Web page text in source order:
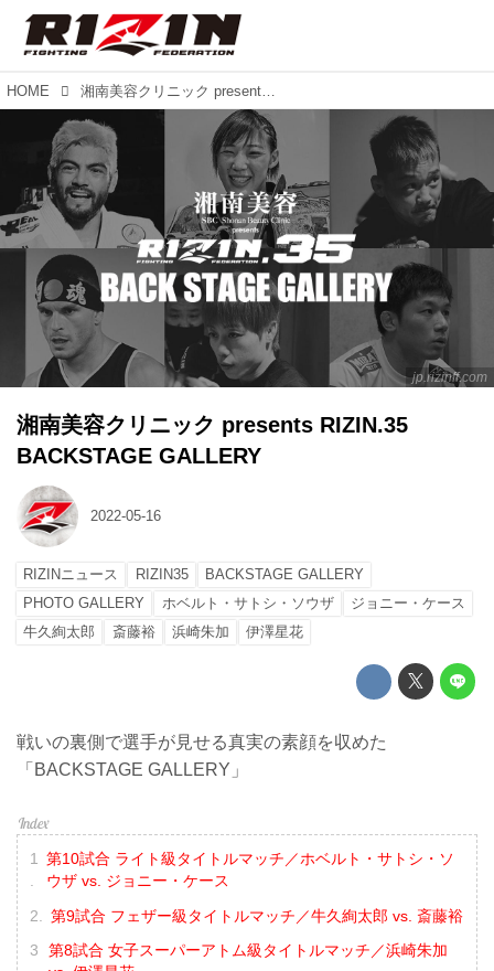
HOME 湘南美容クリニック presents RIZIN.35 BACKSTAGE GALLERY
jp.rizinff.com
湘南美容クリニック presents RIZIN.35
BACKSTAGE GALLERY
2022-05-16
RIZINニュース RIZIN35
BACKSTAGE GALLERY
PHOTO GALLERY
ホベルト・サトシ・ソウザ
ジョニー・ケース
牛久絢太郎
斎藤裕 浜崎朱加 伊澤星花
戦いの裏側で選手が見せる真実の素顔を収めた
「BACKSTAGE GALLERY」
第10試合 ライト級タイトルマッチ／ホベルト・サトシ・ソ
ウザ vs. ジョニー・ケース
第9試合 フェザー級タイトルマッチ／牛久絢太郎 vs. 斎藤裕
第8試合 女子スーパーアトム級タイトルマッチ／浜崎朱加